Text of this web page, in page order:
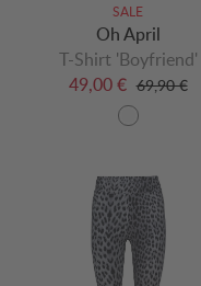
SALE
Oh April
T-Shirt 'Boyfriend'
49,00 € 69,90 €